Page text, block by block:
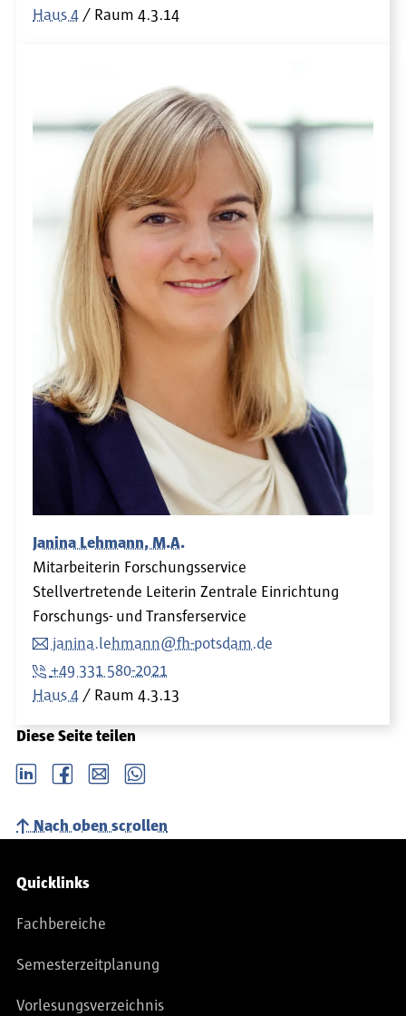
Haus 4
Raum 4.3.14
Janina Lehmann, M.A.
Mitarbeiterin Forschungsservice
Stellvertretende Leiterin Zentrale Einrichtung
Forschungs- und Transferservice
janina.lehmann@fh-potsdam.de
+49 331 580-2021
Haus 4
Raum 4.3.13
Diese Seite teilen
LinkedIn Facebook email Whatsapp
Nach oben scrollen
Service-Navigation
Quicklinks
Fachbereiche
Semesterzeitplanung
Vorlesungsverzeichnis